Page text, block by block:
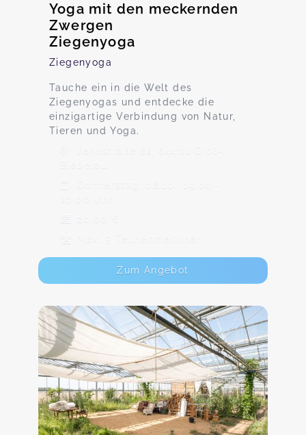
Yoga mit den meckernden
Zwergen
Ziegenyoga
Ziegenyoga
Tauche ein in die Welt des
Ziegenyogas und entdecke die
einzigartige Verbindung von Natur,
Tieren und Yoga.
Jahnstraße 62, 64401 Groß-
Donnerstag, 08.10., 19:00 -
20:00 Uhr
20,00 €
Max. 5 TeilnehmerInnen
Zum Angebot